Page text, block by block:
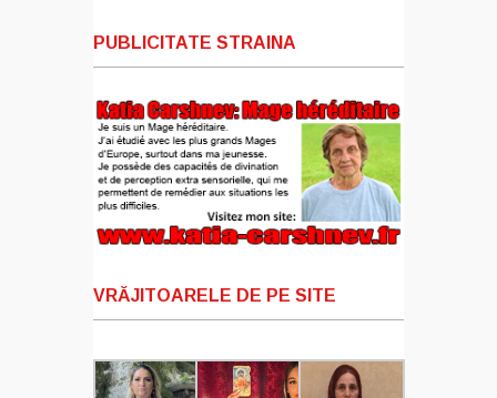
PUBLICITATE STRAINA
VRĂJITOARELE DE PE SITE